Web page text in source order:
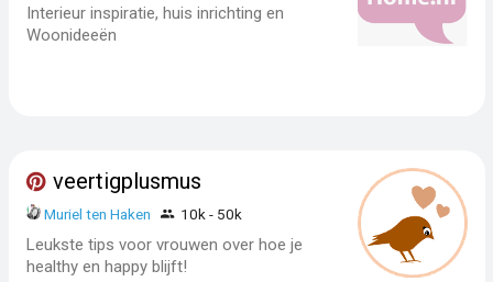
Interieur inspiratie, huis inrichting en
Woonideeën
veertigplusmus
Muriel ten Haken 10k - 50k
Leukste tips voor vrouwen over hoe je
healthy en happy blijft!